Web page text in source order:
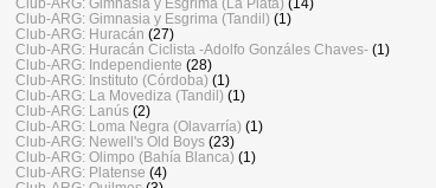
Club-ARG: Gimnasia y Esgrima (La Plata) (14)
Club-ARG: Gimnasia y Esgrima (Tandil) (1)
Club-ARG: Huracán (27)
Club-ARG: Huracán Ciclista -Adolfo Gonzáles Chaves- (1)
Club-ARG: Independiente (28)
Club-ARG: Instituto (Córdoba) (1)
Club-ARG: La Movediza (Tandil) (1)
Club-ARG: Lanús (2)
Club-ARG: Loma Negra (Olavarría) (1)
Club-ARG: Newell's Old Boys (23)
Club-ARG: Olimpo (Bahía Blanca) (1)
Club-ARG: Platense (4)